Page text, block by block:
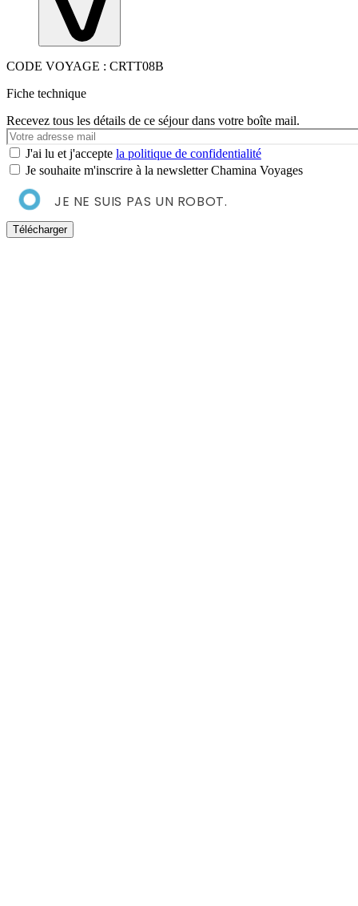
CODE VOYAGE : CRTT08B
Fiche technique
Recevez tous les détails de ce séjour dans votre boîte mail.
Votre
e-
mail
J'ai lu et j'accepte la politique de confidentialité
Je souhaite m'inscrire à la newsletter Chamina Voyages
JE NE SUIS PAS UN ROBOT.
Télécharger